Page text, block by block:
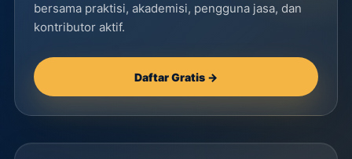
bersama praktisi, akademisi, pengguna jasa, dan
kontributor aktif.
Daftar Gratis →